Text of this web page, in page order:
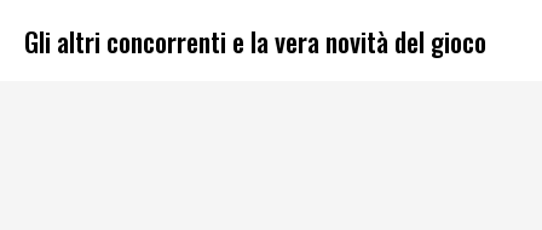
Gli altri concorrenti e la vera novità del gioco